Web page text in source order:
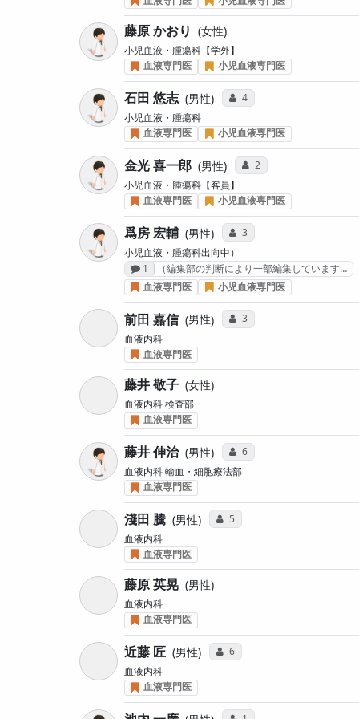
藤原 かおり 女性
小児血液・腫瘍科【学外】
血液専門医
小児血液専門医
石田 悠志 男性 コミュニケーション・タイプ
4
小児血液・腫瘍科
血液専門医
小児血液専門医
金光 喜一郎 男性 コミュニケーション・タ
2
小児血液・腫瘍科【客員】
血液専門医
小児血液専門医
爲房 宏輔 男性 コミュニケーション・タイプ
3
小児血液・腫瘍科出向中）
感想投稿数
1
（編集部の判断により一部編集しています…
血液専門医
小児血液専門医
前田 嘉信 男性 コミュニケーション・タイプ
3
血液内科
血液専門医
藤井 敬子 女性
血液内科 検査部
血液専門医
藤井 伸治 男性 コミュニケーション・タイプ
6
血液内科 輸血・細胞療法部
血液専門医
淺田 騰 男性 コミュニケーション・タイプ投
5
血液内科
血液専門医
藤原 英晃 男性
血液内科
血液専門医
近藤 匠 男性 コミュニケーション・タイプ投
6
血液内科
血液専門医